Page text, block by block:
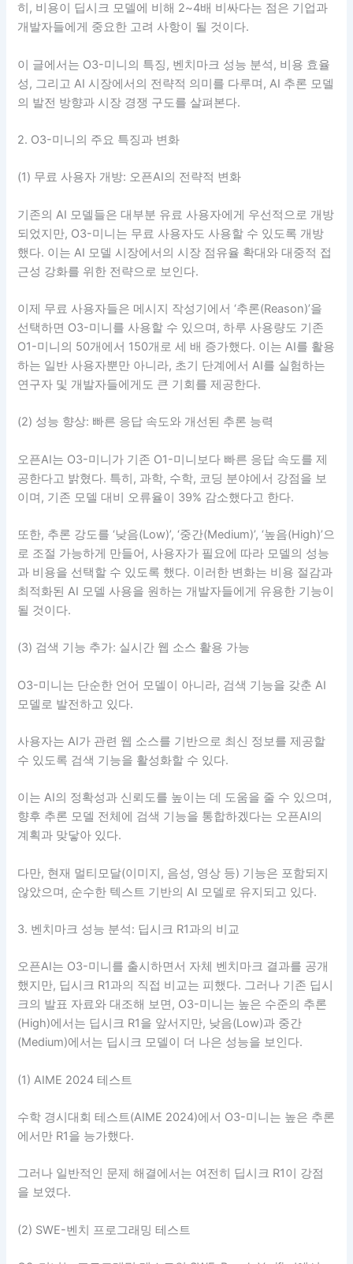
히, 비용이 딥시크 모델에 비해 2~4배 비싸다는 점은 기업과
개발자들에게 중요한 고려 사항이 될 것이다.
이 글에서는 O3-미니의 특징, 벤치마크 성능 분석, 비용 효율
성, 그리고 AI 시장에서의 전략적 의미를 다루며, AI 추론 모델
의 발전 방향과 시장 경쟁 구도를 살펴본다.
2. O3-미니의 주요 특징과 변화
(1) 무료 사용자 개방: 오픈AI의 전략적 변화
기존의 AI 모델들은 대부분 유료 사용자에게 우선적으로 개방
되었지만, O3-미니는 무료 사용자도 사용할 수 있도록 개방
했다. 이는 AI 모델 시장에서의 시장 점유율 확대와 대중적 접
근성 강화를 위한 전략으로 보인다.
이제 무료 사용자들은 메시지 작성기에서 ‘추론(Reason)’을
선택하면 O3-미니를 사용할 수 있으며, 하루 사용량도 기존
O1-미니의 50개에서 150개로 세 배 증가했다. 이는 AI를 활용
하는 일반 사용자뿐만 아니라, 초기 단계에서 AI를 실험하는
연구자 및 개발자들에게도 큰 기회를 제공한다.
(2) 성능 향상: 빠른 응답 속도와 개선된 추론 능력
오픈AI는 O3-미니가 기존 O1-미니보다 빠른 응답 속도를 제
공한다고 밝혔다. 특히, 과학, 수학, 코딩 분야에서 강점을 보
이며, 기존 모델 대비 오류율이 39% 감소했다고 한다.
또한, 추론 강도를 ‘낮음(Low)’, ‘중간(Medium)’, ‘높음(High)’으
로 조절 가능하게 만들어, 사용자가 필요에 따라 모델의 성능
과 비용을 선택할 수 있도록 했다. 이러한 변화는 비용 절감과
최적화된 AI 모델 사용을 원하는 개발자들에게 유용한 기능이
될 것이다.
(3) 검색 기능 추가: 실시간 웹 소스 활용 가능
O3-미니는 단순한 언어 모델이 아니라, 검색 기능을 갖춘 AI
모델로 발전하고 있다.
사용자는 AI가 관련 웹 소스를 기반으로 최신 정보를 제공할
수 있도록 검색 기능을 활성화할 수 있다.
이는 AI의 정확성과 신뢰도를 높이는 데 도움을 줄 수 있으며,
향후 추론 모델 전체에 검색 기능을 통합하겠다는 오픈AI의
계획과 맞닿아 있다.
다만, 현재 멀티모달(이미지, 음성, 영상 등) 기능은 포함되지
않았으며, 순수한 텍스트 기반의 AI 모델로 유지되고 있다.
3. 벤치마크 성능 분석: 딥시크 R1과의 비교
오픈AI는 O3-미니를 출시하면서 자체 벤치마크 결과를 공개
했지만, 딥시크 R1과의 직접 비교는 피했다. 그러나 기존 딥시
크의 발표 자료와 대조해 보면, O3-미니는 높은 수준의 추론
(High)에서는 딥시크 R1을 앞서지만, 낮음(Low)과 중간
(Medium)에서는 딥시크 모델이 더 나은 성능을 보인다.
(1) AIME 2024 테스트
수학 경시대회 테스트(AIME 2024)에서 O3-미니는 높은 추론
에서만 R1을 능가했다.
그러나 일반적인 문제 해결에서는 여전히 딥시크 R1이 강점
을 보였다.
(2) SWE-벤치 프로그래밍 테스트